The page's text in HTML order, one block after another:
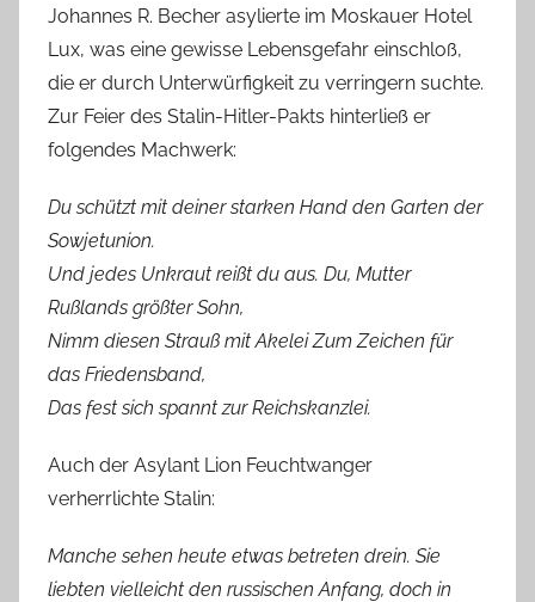
Johannes R. Becher asylierte im Moskauer Hotel
Lux, was eine gewisse Lebensgefahr einschloß,
die er durch Unterwürfigkeit zu verringern suchte.
Zur Feier des Stalin-Hitler-Pakts hinterließ er
folgendes Machwerk:
Du schützt mit deiner starken Hand den Garten der
Sowjetunion.
Und jedes Unkraut reißt du aus. Du, Mutter
Rußlands größter Sohn,
Nimm diesen Strauß mit Akelei Zum Zeichen für
das Friedensband,
Das fest sich spannt zur Reichskanzlei.
Auch der Asylant Lion Feuchtwanger
verherrlichte Stalin:
Manche sehen heute etwas betreten drein. Sie
liebten vielleicht den russischen Anfang, doch in